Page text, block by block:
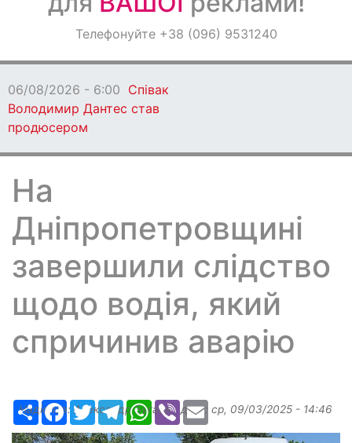
ОголошенняТелефонуйте +38 (096) 9531240
06/08/2026 - 6:00 Співак
Володимир Дантес став
продюсером
На
Дніпропетровщині
завершили слідство
щодо водія, який
спричинив аварію
РесурсFacebook
TwitterTelegramWhatsApp
Viber Email
Надіслав: Александр Бугаев, дата: ср, 09/03/2025 - 14:46